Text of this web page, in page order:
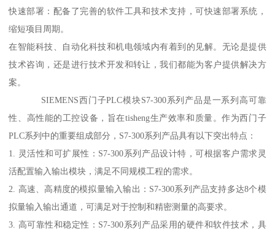
快速部署：配备了完善的软件工具和技术支持，可快速部署系统，
缩短项目周期。
在智能科技、自动化科技和机电领域内有着到的见解。无论是提供
技术咨询，还是进行技术开发和转让，我们都能为客户提供解决方
案。
SIEMENS西门子PLC模块S7-300系列产品是一系列高可靠
性、高性能的工控设备，旨在tisheng生产效率和质量。作为西门子
PLC系列中的重要组成部分，S7-300系列产品具有以下突出特点：
1. 灵活性和可扩展性：S7-300系列产品设计特，可根据客户需求灵
活配置输入输出模块，满足不同规模工程的需求。
2. 高速、高精度的模拟量输入输出：S7-300系列产品支持多达8个模
拟量输入输出通道，可满足对于控制和精密测量的高要求。
3. 高可靠性和稳定性：S7-300系列产品采用的硬件和软件技术，具